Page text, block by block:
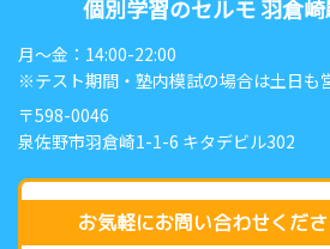
個別学習のセルモ 羽倉
月〜金：14:00-22:00
※テスト期間・塾内模試の場合は土日も
〒598-0046
泉佐野市羽倉崎1-1-6 キタデビル302
お気軽にお問い合わせくだ